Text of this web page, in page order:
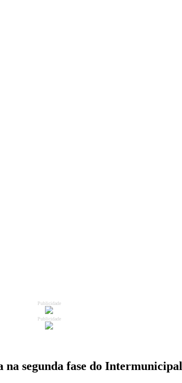
Publicidade
Publicidade
na segunda fase do Intermunicipal